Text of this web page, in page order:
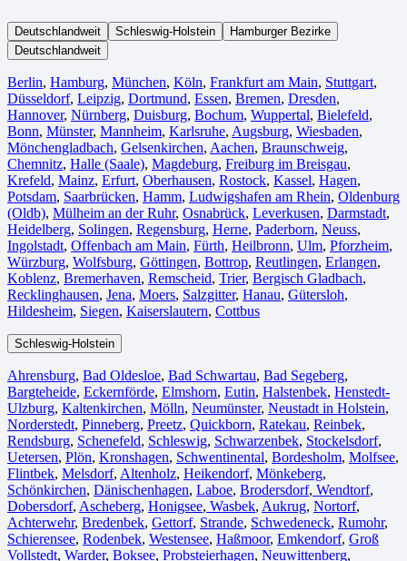
Deutschlandweit Schleswig-Holstein
Hamburger Bezirke
Deutschlandweit
Berlin⁠, Hamburg, München, Köln⁠, Frankfurt am Main, Stuttgart,
Düsseldorf, Leipzig, Dortmund, Essen, Bremen, Dresden,
Hannover, Nürnberg, Duisburg⁠, Bochum, Wuppertal⁠, Bielefeld⁠,
Bonn⁠, Münster⁠, Mannheim, Karlsruhe, Augsburg, Wiesbaden⁠,
Mönchengladbach⁠, Gelsenkirchen⁠, Aachen⁠, Braunschweig,
Chemnitz⁠, Halle (Saale)⁠, Magdeburg, Freiburg im Breisgau⁠,
Krefeld⁠, Mainz⁠, Erfurt, Oberhausen⁠, Rostock⁠, Kassel⁠, Hagen,
Potsdam, Saarbrücken⁠, Hamm, Ludwigshafen am Rhein⁠, Oldenburg
(Oldb), Mülheim an der Ruhr, Osnabrück⁠, Leverkusen, Darmstadt⁠,
Heidelberg, Solingen, Regensburg, Herne⁠, Paderborn, Neuss,
Ingolstadt, Offenbach am Main, Fürth⁠, Heilbronn, Ulm⁠, Pforzheim,
Würzburg, Wolfsburg⁠, Göttingen, Bottrop, Reutlingen, Erlangen⁠,
Koblenz, Bremerhaven⁠, Remscheid, Trier⁠, Bergisch Gladbach,
Recklinghausen, Jena⁠, Moers⁠, Salzgitter⁠, Hanau, Gütersloh,
Hildesheim⁠, Siegen⁠, Kaiserslautern⁠, Cottbus⁠
Schleswig-Holstein
Ahrensburg, Bad Oldesloe, Bad Schwartau, Bad Segeberg,
Bargteheide, Eckernförde, Elmshorn, Eutin, Halstenbek, Henstedt-
Ulzburg, Kaltenkirchen, Mölln, Neumünster, Neustadt in Holstein,
Norderstedt, Pinneberg, Preetz, Quickborn, Ratekau, Reinbek,
Rendsburg, Schenefeld, Schleswig, Schwarzenbek, Stockelsdorf,
Uetersen, Plön, Kronshagen, Schwentinental, Bordesholm, Molfsee,
Flintbek, Melsdorf, Altenholz, Heikendorf, Mönkeberg,
Schönkirchen, Dänischenhagen, Laboe, Brodersdorf, Wendtorf,
Dobersdorf, Ascheberg, Honigsee, Wasbek, Aukrug, Nortorf,
Achterwehr, Bredenbek, Gettorf, Strande, Schwedeneck, Rumohr,
Schierensee, Rodenbek, Westensee, Haßmoor, Emkendorf, Groß
Vollstedt, Warder, Boksee, Probsteierhagen, Neuwittenberg,